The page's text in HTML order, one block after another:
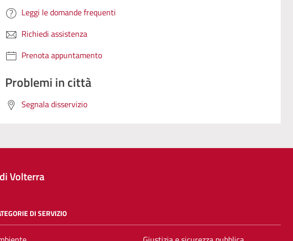
Leggi le domande frequenti
Richiedi assistenza
Prenota appuntamento
Problemi in città
Segnala disservizio
Volterra
DI SERVIZIO